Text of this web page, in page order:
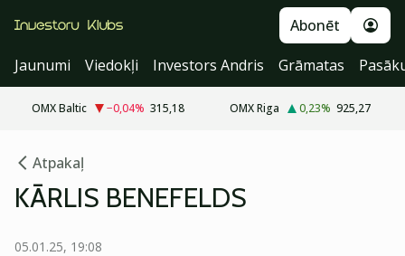
Abonēt
Jaunumi
Viedokļi Investors Andris Grāmatas
OMX Baltic −0,04% 315,18 OMX Riga 0,23% 925,27
Atpakaļ
KĀRLIS BENEFELDS
05.01.25, 19:08